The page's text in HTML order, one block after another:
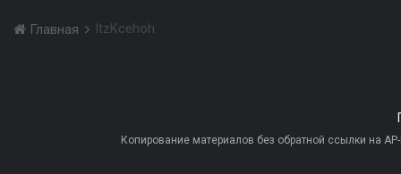
Главная ItzKcehoh
Копирование материалов без обратной ссылки на